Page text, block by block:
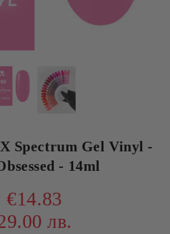
Spectrum Gel Vinyl -
- 14ml
€14.83
лв.